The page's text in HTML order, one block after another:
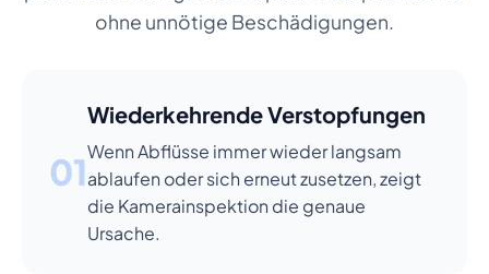
ohne unnötige Beschädigungen.
01
Wiederkehrende Verstopfungen
Wenn Abflüsse immer wieder langsam
ablaufen oder sich erneut zusetzen, zeigt
die Kamerainspektion die genaue
Ursache.